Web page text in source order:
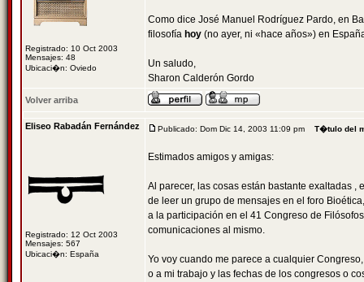
Registrado: 10 Oct 2003
Mensajes: 48
Ubicaci�n: Oviedo
Como dice José Manuel Rodríguez Pardo, en
filosofía hoy (no ayer, ni «hace años») en
Un saludo,
Sharon Calderón Gordo
Volver arriba
Eliseo Rabadán Fernández
Registrado: 12 Oct 2003
Mensajes: 567
Ubicaci�n: España
Publicado: Dom Dic 14, 2003 11:09 pm T�tulo del
Estimados amigos y amigas:
Al parecer, las cosas están bastante exaltadas
de leer un grupo de mensajes en el foro
a la participación en el 41 Congreso de
comunicaciones al mismo.
Yo voy cuando me parece a cualquier
o a mi trabajo y las fechas de los congresos o